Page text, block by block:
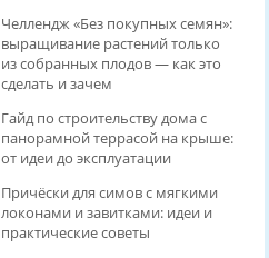
Челлендж «Без покупных семян»:
выращивание растений только
из собранных плодов — как это
сделать и зачем
Гайд по строительству дома с
панорамной террасой на крыше:
от идеи до эксплуатации
Причёски для симов с мягкими
локонами и завитками: идеи и
практические советы